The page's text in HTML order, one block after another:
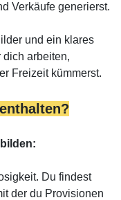
Verkäufe generierst.
und ein klares
dich arbeiten,
Freizeit kümmerst.
Du findest
der du Provisionen